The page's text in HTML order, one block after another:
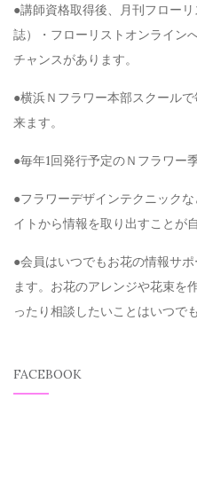
●講師資格取得後、月刊フロー
誌）・フローリストオンライン
チャンスがあります。
●横浜Ｎフラワー本部スクール
来ます。
●毎年1回発行予定のＮフラワー
●フラワーデザインテクニック
イトから情報を取り出すことが
●会員はいつでもお花の情報サ
ます。お花のアレンジや花束を
ったり相談したいことはいつで
FACEBOOK